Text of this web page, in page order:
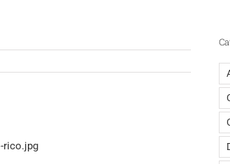
rico.jpg